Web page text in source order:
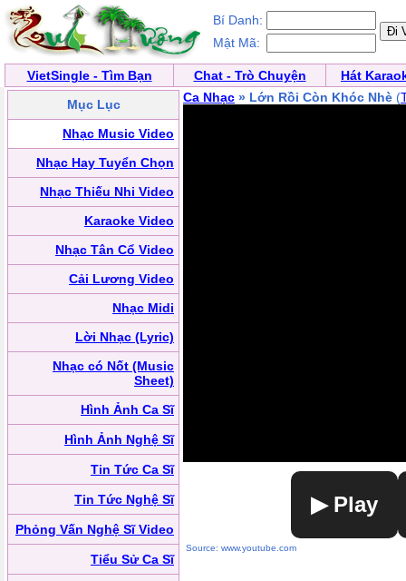
Bí Danh:
Mật Mã:
VietSingle - Tìm Bạn Chat - Trò Chuyện
Hát
Mục Lục
Nhạc Music Video
Nhạc Hay Tuyển Chọn
Nhạc Thiếu Nhi Video
Karaoke Video
Nhạc Tân Cổ Video
Cải Lương Video
Nhạc Midi
Lời Nhạc (Lyric)
Nhạc có Nốt (Music
Sheet)
Hình Ảnh Ca Sĩ
Hình Ảnh Nghệ Sĩ
Tin Tức Ca Sĩ
Tin Tức Nghệ Sĩ
Phỏng Vấn Nghệ Sĩ Video
Tiểu Sử Ca Sĩ
Ca Nhạc » Lớn Rồi Còn Khóc Nhè (
▶ Play
Source: www.youtube.com